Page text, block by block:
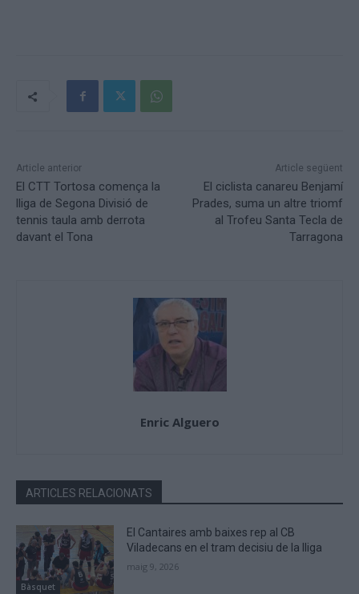
Article anterior
El CTT Tortosa comença la
lliga de Segona Divisió de
tennis taula amb derrota
davant el Tona
Article següent
El ciclista canareu Benjamí
Prades, suma un altre triomf
al Trofeu Santa Tecla de
Tarragona
Enric Alguero
ARTICLES RELACIONATS
Bàsquet
El Cantaires amb baixes rep al CB
Viladecans en el tram decisiu de la lliga
maig 9, 2026